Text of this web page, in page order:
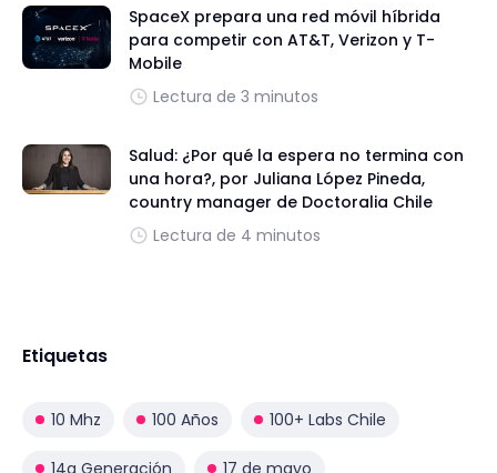
SpaceX prepara una red móvil híbrida
para competir con AT&T, Verizon y T-
Mobile
Lectura de 3 minutos
Salud: ¿Por qué la espera no termina con
una hora?, por Juliana López Pineda,
country manager de Doctoralia Chile
Lectura de 4 minutos
Etiquetas
10 Mhz 100 Años 100+ Labs Chile
14a Generación 17 de mayo